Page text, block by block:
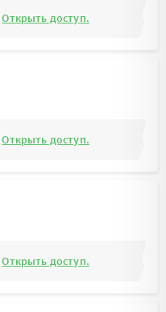
Открыть доступ.
Открыть доступ.
Открыть доступ.